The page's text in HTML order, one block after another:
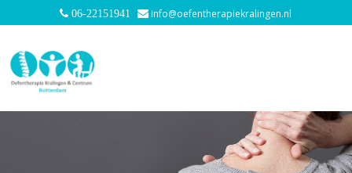
06-22151941 info@oefentherapiekralingen.nl